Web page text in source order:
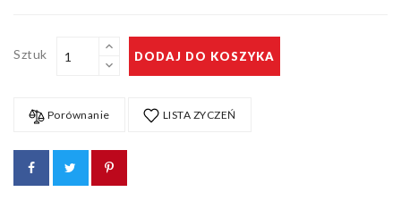
Sztuk DODAJ DO KOSZYKA
Porównanie LISTA ZYCZEŃ